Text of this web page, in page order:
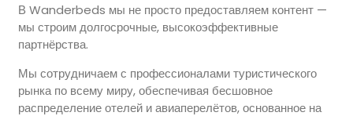
В Wanderbeds мы не просто предоставляем контент —
мы строим долгосрочные, высокоэффективные
партнёрства.
Мы сотрудничаем с профессионалами туристического
рынка по всему миру, обеспечивая бесшовное
распределение отелей и авиаперелётов, основанное на